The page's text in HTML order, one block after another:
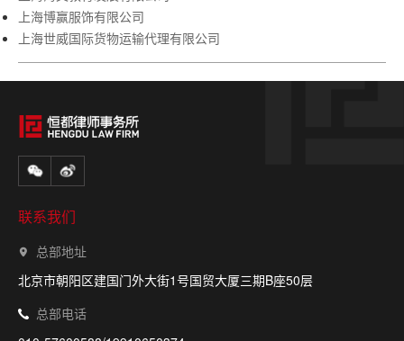
上海博赢服饰有限公司
上海世威国际货物运输代理有限公司
联系我们
总部地址
北京市朝阳区建国门外大街1号国贸大厦三期B座50层
总部电话